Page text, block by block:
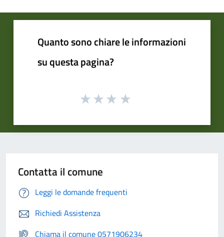
Quanto sono chiare le informazioni
su questa pagina?
Contatta il comune
Leggi le domande frequenti
Richiedi Assistenza
Chiama il comune 0571906234